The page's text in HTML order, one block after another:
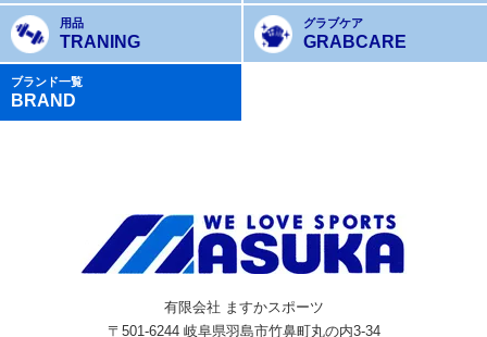
用品
TRANING
グラブケア
GRABCARE
ブランド一覧
BRAND
有限会社 ますかスポーツ
〒501-6244 岐阜県羽島市竹鼻町丸の内3-34